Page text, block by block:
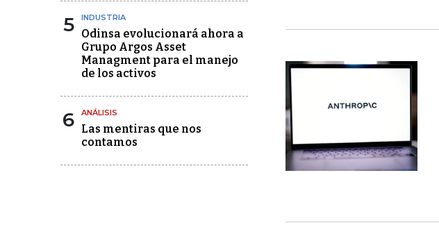
5 INDUSTRIA
Odinsa evolucionará ahora a
Grupo Argos Asset
Managment para el manejo
de los activos
6 ANÁLISIS
Las mentiras que nos
contamos